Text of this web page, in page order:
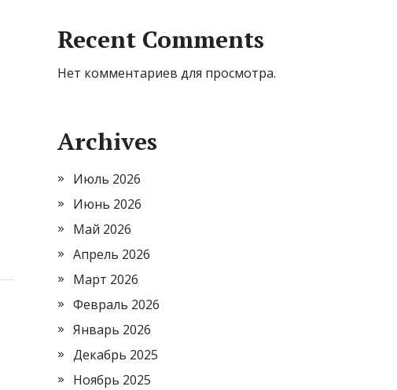
Recent Comments
Нет комментариев для просмотра.
Archives
Июль 2026
Июнь 2026
Май 2026
Апрель 2026
Март 2026
Февраль 2026
Январь 2026
Декабрь 2025
Ноябрь 2025